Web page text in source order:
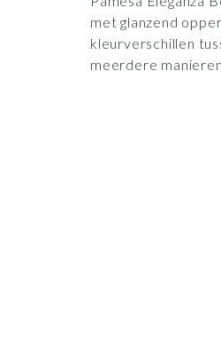
met glanzend
kleurverschillen
meerdere